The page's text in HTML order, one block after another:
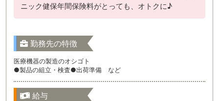
ニック健保年間保険料がとっても、オトクに♪
勤務先の特徴
医療機器の製造のオシゴト
●製品の組立・検査●出荷準備 など
給与